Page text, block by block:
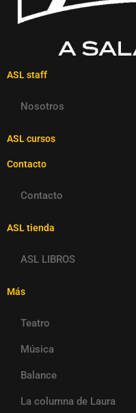
ASL staff
Nosotros
ASL cursos
Contacto
Contacto
ASL tienda
ASL LIBROS
Más
Teatro
Música
Balance
La columna de Laura